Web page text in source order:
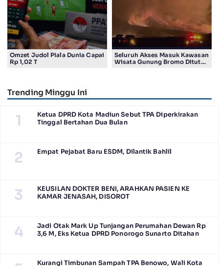
Omzet Judol Piala Dunia Capai
Rp 1,02 T
Seluruh Akses Masuk Kawasan
Wisata Gunung Bromo Ditutup
Trending Minggu Ini
1
Ketua DPRD Kota Madiun Sebut TPA Diperkirakan
Tinggal Bertahan Dua Bulan
2 Empat Pejabat Baru ESDM, Dilantik Bahlil
3
KEUSILAN DOKTER BENI, ARAHKAN PASIEN KE
KAMAR JENASAH, DISOROT
4
Jadi Otak Mark Up Tunjangan Perumahan Dewan Rp
3,6 M, Eks Ketua DPRD Ponorogo Sunarto Ditahan
Kurangi Timbunan Sampah TPA Benowo, Wali Kota